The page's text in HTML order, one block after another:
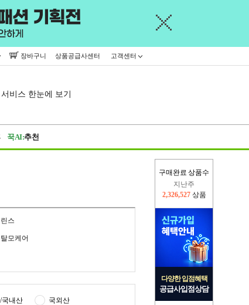
장바구니 상품공급사센터 고객센터
서비스 한눈에 보기
꾹AI:추천
구매완료 상품수
지난주
2,326,527상품
이번주
2,294,169 상품
다양한 입점혜택
공급사입점상담
린스
탈모케어
국내산 국외산